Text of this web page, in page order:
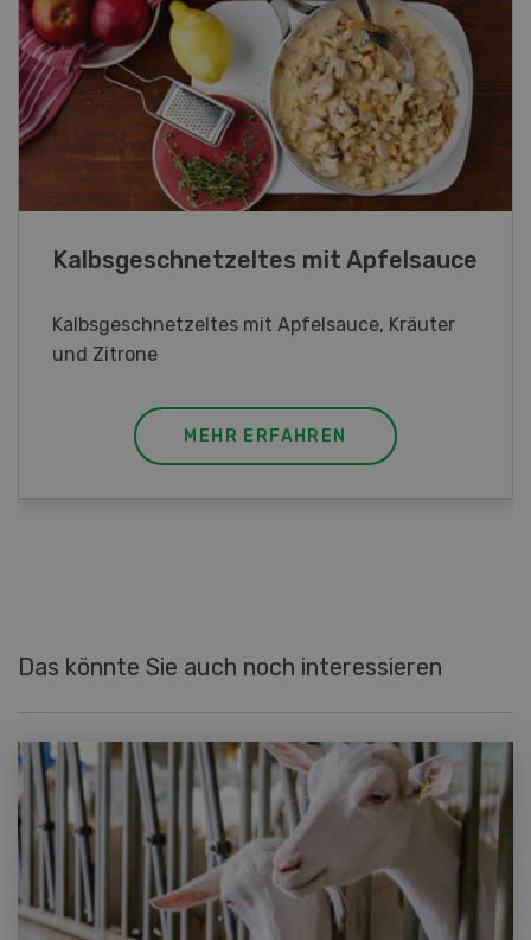
Lupinentätschli
Lupinentätschli mit Lauch, Randen und
Kräuter
MEHR ERFAHREN
Das könnte Sie auch noch interessieren